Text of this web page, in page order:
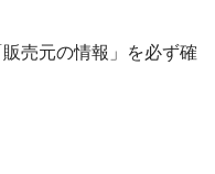
売元の情報」を必ず確